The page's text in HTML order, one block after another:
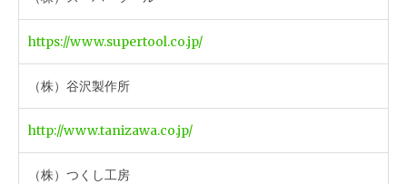
https://www.supertool.co.jp/
（株）谷沢製作所
http://www.tanizawa.co.jp/
（株）つくし工房